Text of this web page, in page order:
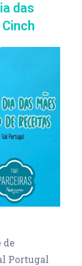
das
de
Portugal